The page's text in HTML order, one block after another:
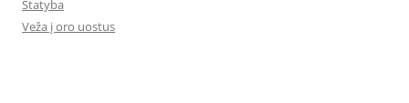
Statyba
Veža į oro uostus